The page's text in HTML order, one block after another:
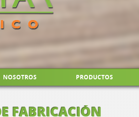
NOSOTROS PRODUCTOS
FABRICACIÓN